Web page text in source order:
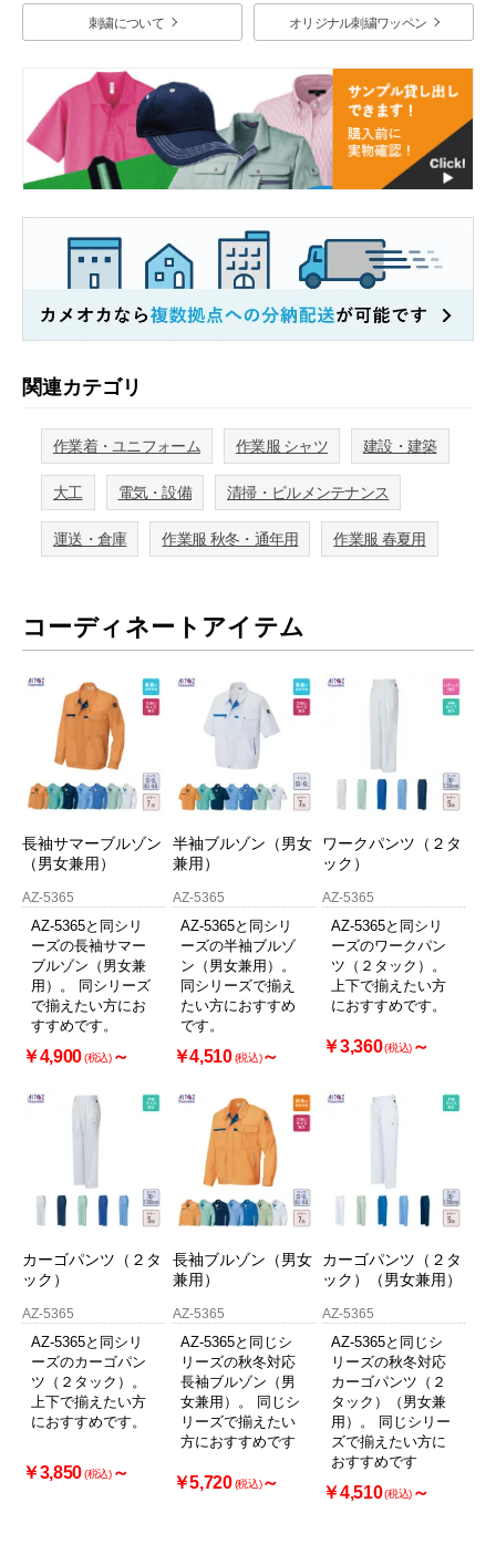
刺繍について オリジナル刺繍ワッペン
関連カテゴリ
作業着・ユニフォーム 作業服 シャツ 建設・建築
大工 電気・設備 清掃・ビルメンテナンス
運送・倉庫 作業服 秋冬・通年用 作業服 春夏用
コーディネートアイテム
長袖サマーブルゾン
（男女兼用）
AZ-5365
AZ-5365と同シリ
ーズの長袖サマー
ブルゾン（男女兼
用）。 同シリーズ
で揃えたい方にお
すすめです。
￥4,900(税込)～
半袖ブルゾン（男女
兼用）
AZ-5365
AZ-5365と同シリ
ーズの半袖ブルゾ
ン（男女兼用）。
同シリーズで揃え
たい方におすすめ
です。
￥4,510 (税込)～
ワークパンツ（２タ
ック）
AZ-5365
AZ-5365と同シリ
ーズのワークパン
ツ（２タック）。
上下で揃えたい方
におすすめです。
￥3,360(税込) ～
カーゴパンツ（２タ
ック）
AZ-5365
AZ-5365と同シリ
ーズのカーゴパン
ツ（２タック）。
上下で揃えたい方
におすすめです。
￥3,850(税込)～
長袖ブルゾン（男女
兼用）
AZ-5365
AZ-5365と同じシ
リーズの秋冬対応
長袖ブルゾン（男
女兼用）。 同じシ
リーズで揃えたい
方におすすめです
￥5,720 (税込)～
カーゴパンツ（２タ
ック）（男女兼用）
AZ-5365
AZ-5365と同じシ
リーズの秋冬対応
カーゴパンツ（２
タック）（男女兼
用）。 同じシリー
ズで揃えたい方に
おすすめです
￥4,510(税込) ～